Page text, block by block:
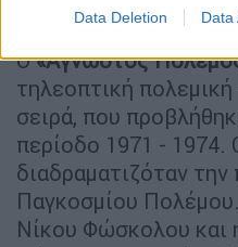
Data Deletion Data
Απρίλιο του 1977
Ο«Άγνωστος
τηλεοπτική
σειρά, που
περίοδο 1971 - 1974.
διαδραματιζόταν
Παγκοσμίου
Νίκου Φώσκολου και